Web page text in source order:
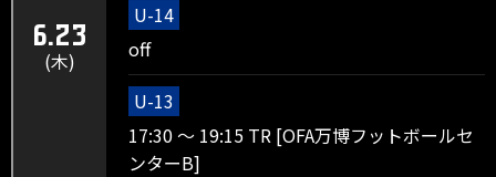
6.23
(木)
U-14
off
U-13
17:30 ～ 19:15 TR [OFA万博フットボールセ
ンターB]